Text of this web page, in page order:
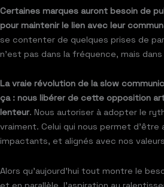
Certaines marques auront besoin de
pour maintenir le lien avec leur
se contenter de quelques prises de
n’est pas dans la fréquence, mais
La vraie révolution de la slow
ça : nous libérer de cette opposition
lenteur. Nous autoriser à adopter le
vraiment. Celui qui nous permet d’être
impactants, et alignés avec nos
Alors qu’aujourd’hui tout montre le